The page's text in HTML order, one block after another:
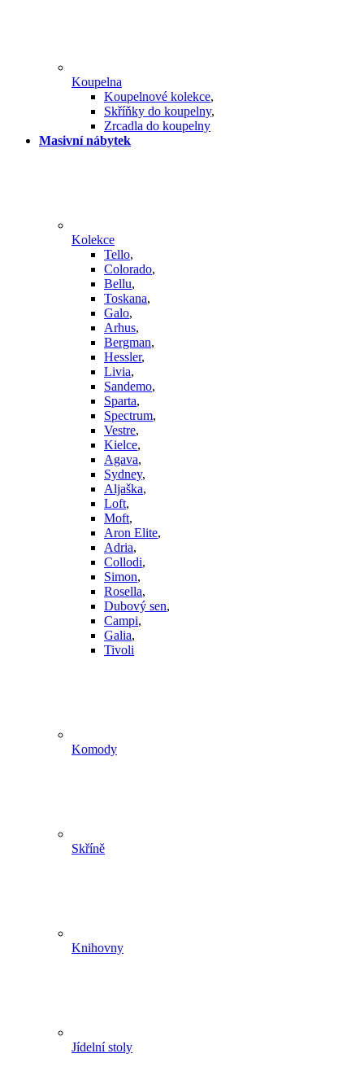
Koupelna
Koupelnové kolekce,
Skříňky do koupelny,
Zrcadla do koupelny
Masivní nábytek
Kolekce
Tello,
Colorado,
Bellu,
Toskana,
Galo,
Arhus,
Bergman,
Hessler,
Livia,
Sandemo,
Sparta,
Spectrum,
Vestre,
Kielce,
Agava,
Sydney,
Aljaška,
Loft,
Moft,
Aron Elite,
Adria,
Collodi,
Simon,
Rosella,
Dubový sen,
Campi,
Galia,
Tivoli
Komody
Skříně
Knihovny
Jídelní stoly